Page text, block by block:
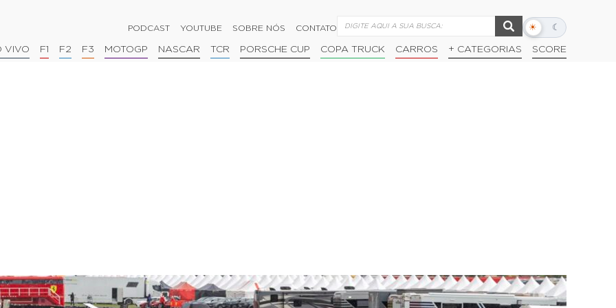
PODCAST YOUTUBE SOBRE NÓS CONTATO ☀ ☾
Alternar
escuro
VIVO F1 F2 F3 MOTOGP NASCAR TCR PORSCHE CUP COPA TRUCK CARROS + CATEGORIAS SCORE